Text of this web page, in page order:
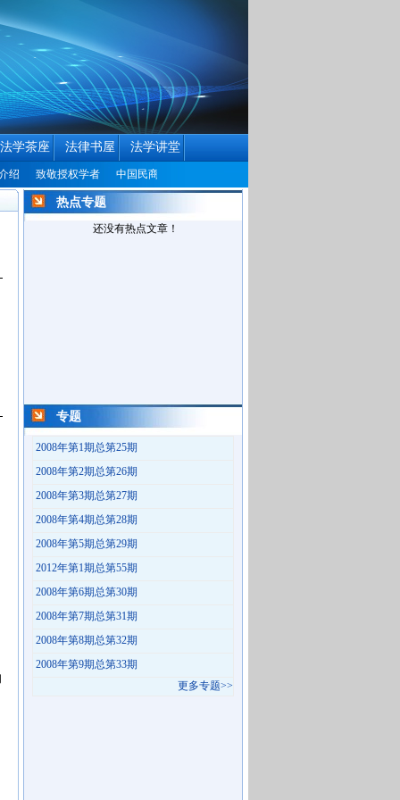
法学茶座 法律书屋 法学讲堂
致敬授权学者 中国民商法律网历届编辑联系方式征集公告
热点专题
还没有热点文章！
专题
2008年第1期总第25期
2008年第2期总第26期
2008年第3期总第27期
2008年第4期总第28期
2008年第5期总第29期
2012年第1期总第55期
2008年第6期总第30期
2008年第7期总第31期
2008年第8期总第32期
2008年第9期总第33期
更多专题>>